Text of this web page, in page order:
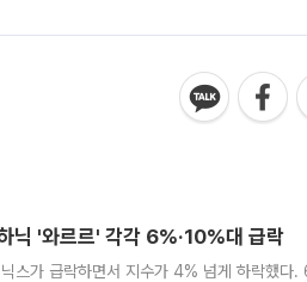
'와르르' 각각 6%·10%대 급락
스가 급락하면서 지수가 4% 넘게 하락했다.